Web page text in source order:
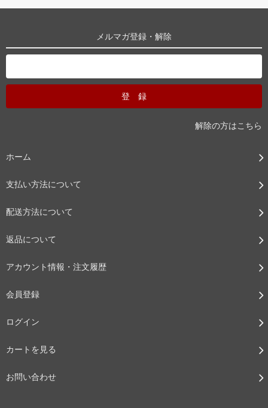
メルマガ登録・解除
解除の方はこちら
ホーム
支払い方法について
配送方法について
返品について
アカウント情報・注文履歴
会員登録
ログイン
カートを見る
お問い合わせ